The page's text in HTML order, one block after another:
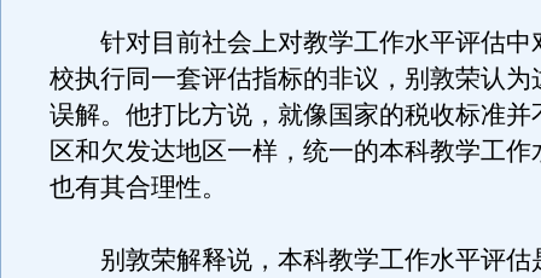
针对目前社会上对教学工作水平评估中
校执行同一套评估指标的非议，别敦荣认为
误解。他打比方说，就像国家的税收标准并
区和欠发达地区一样，统一的本科教学工作
也有其合理性。
别敦荣解释说，本科教学工作水平评估